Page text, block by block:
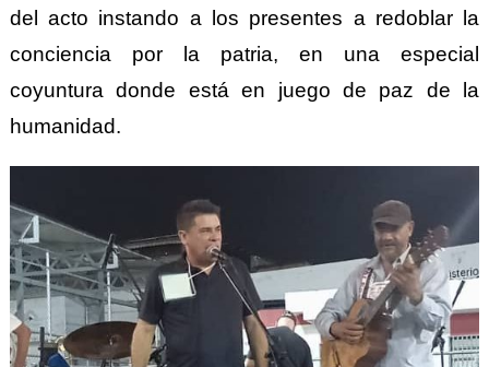
del acto instando a los presentes a redoblar la
conciencia por la patria, en una especial
coyuntura donde está en juego de paz de la
humanidad.